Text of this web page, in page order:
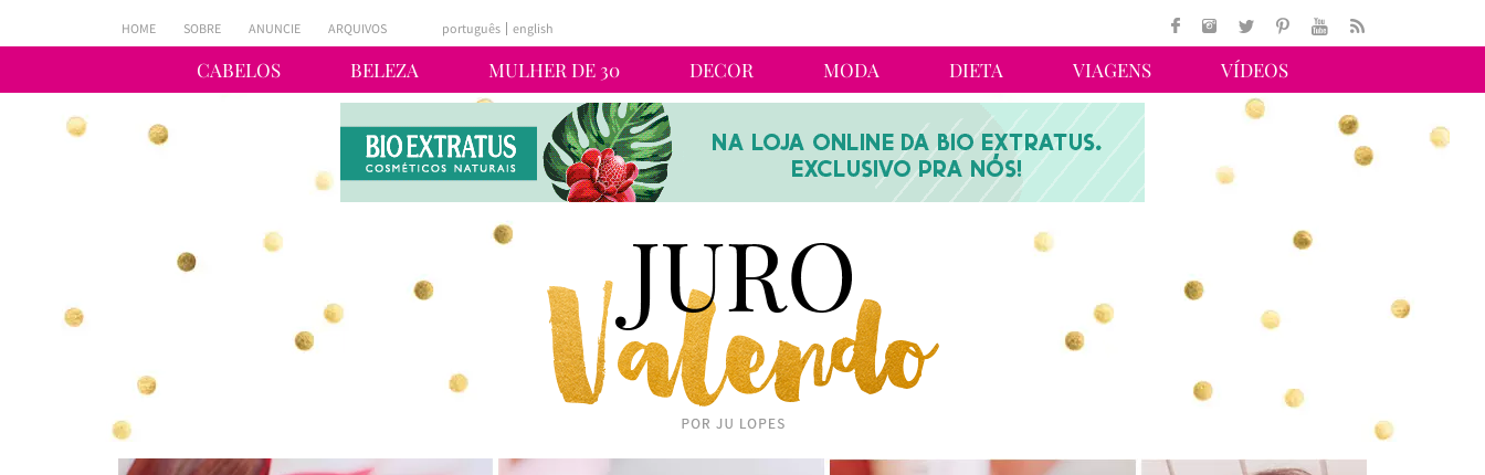
CABELOS BELEZA MULHER DE 30 DECOR MODA DIETA VIAGENS VÍDEOS
HOME SOBRE ANUNCIE ARQUIVOS português english